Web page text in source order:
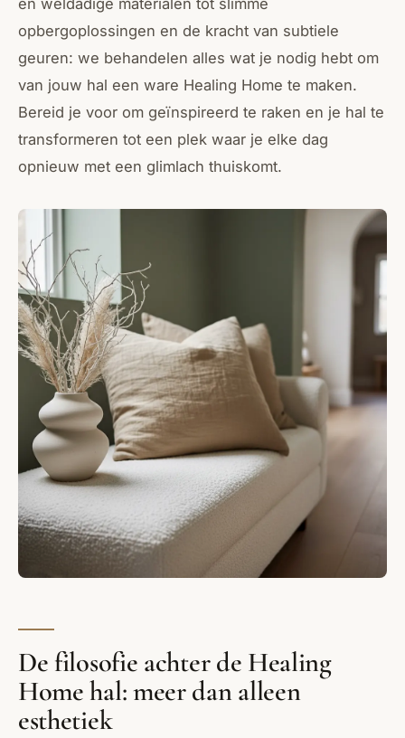
opbergoplossingen en de kracht van subtiele
geuren: we behandelen alles wat je nodig hebt om
van jouw hal een ware Healing Home te maken.
Bereid je voor om geïnspireerd te raken en je hal te
transformeren tot een plek waar je elke dag
opnieuw met een glimlach thuiskomt.
De filosofie achter de Healing
Home hal: meer dan alleen
esthetiek